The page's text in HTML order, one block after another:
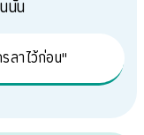
นั้น
ลาไว้ก่อน"